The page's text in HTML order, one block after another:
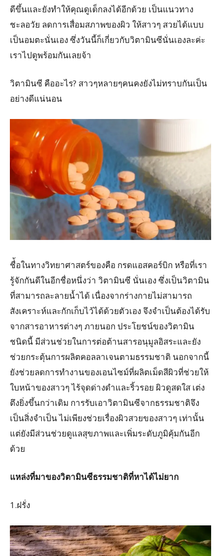
ดีขึ้นและยังทำให้คุณดูเด็กลงได้อีกด้วย เป็นแนวทาง
ชะลอวัย ลดการเสื่อมสภาพของผิว ให้สาวๆ สวยได้แบบ
เป็นอมตะนั่นเอง ซึ่งวันนี้ก็เกี่ยวกับวิตามินซีนั่นเองละค่ะ
เราไปดูพร้อมกันเลยจ้า
วิตามินซี คืออะไร? สาวๆหลายๆคนคงยังไม่ทราบกันเป็น
อย่างดีแน่นอน
ชื่้อในทางวิทยาศาสตร์ของคือ กรดแอสคอร์บิก หรือที่เรา
รู้จักกันดีในอีกชื่อหนึ่งว่า วิตามินซี นั่นเอง ซึ่งเป็นวิตามิน
ที่สามารถละลายน้ำได้ เนื่องจากร่างกายไม่สามารถ
สังเคราะห์และกักเก็บไว้ได้ด้วยตัวเอง จึงจำเป็นต้องได้รับ
จากสารอาหารต่างๆ ภายนอก ประโยชน์ของวิตามิน
ชนิดนี้ มีส่วนช่วยในการต่อต้านสารอนุมูลอิสระและยัง
ช่วยกระตุ้นการผลิตคอลลาเจนตามธรรมชาติ นอกจากนี้
ยังช่วยลดการทำงานของเอนไซม์ที่ผลิตเม็ดสีผิวที่ช่วยให้
ใบหน้าของสาวๆ ไร้จุดด่างดำและริ้วรอย ผิวดูสดใส เต่ง
ตึงยิ่งขึ้นกว่าเดิม การรับเอาวิตามินซีจากธรรมชาติจึง
เป็นสิ่งจำเป็น ไม่เพียงช่วยเรื่องผิวสวยของสาวๆ เท่านั้น
แต่ยังมีส่วนช่วยดูแลสุขภาพและเพิ่มระดับภูมิคุ้มกันอีก
ด้วย
แหล่งที่มาของวิตามินซีธรรมชาติที่หาได้ไม่ยาก
1.ฝรั่ง